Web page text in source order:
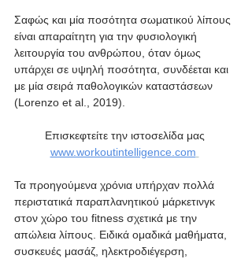
Σαφώς και μία ποσότητα σωματικού λίπους
είναι απαραίτητη για την φυσιολογική
λειτουργία του ανθρώπου, όταν όμως
υπάρχει σε υψηλή ποσότητα, συνδέεται και
με μία σειρά παθολογικών καταστάσεων
(Lorenzo et al., 2019).
Επισκεφτείτε την ιστοσελίδα μας
www.workoutintelligence.com
Τα προηγούμενα χρόνια υπήρχαν πολλά
περιστατικά παραπλανητικού μάρκετινγκ
στον χώρο του fitness σχετικά με την
απώλεια λίπους. Ειδικά ομαδικά μαθήματα,
συσκευές μασάζ, ηλεκτροδιέγερση,